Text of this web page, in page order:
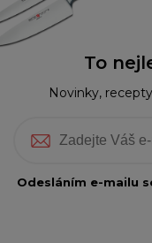
To
Novinky,
Odesláním e-mailu